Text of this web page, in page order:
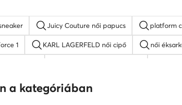
Juicy Couture női papucs platform
1 KARL LAGERFELD női cipő női
női cipők Juicy Couture női cipők
a kategóriában